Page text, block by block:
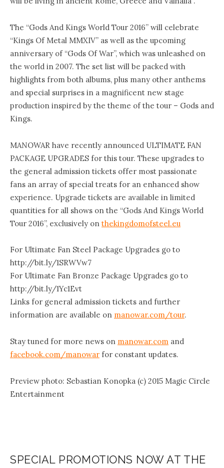
The “Gods And Kings World Tour 2016” will celebrate
“Kings Of Metal MMXIV” as well as the upcoming
anniversary of “Gods Of War”, which was unleashed on
the world in 2007. The set list will be packed with
highlights from both albums, plus many other anthems
and special surprises in a magnificent new stage
production inspired by the theme of the tour – Gods and
Kings.
MANOWAR have recently announced ULTIMATE FAN
PACKAGE UPGRADES for this tour. These upgrades to
the general admission tickets offer most passionate
fans an array of special treats for an enhanced show
experience. Upgrade tickets are available in limited
quantities for all shows on the “Gods And Kings World
Tour 2016”, exclusively on thekingdomofsteel.eu
For Ultimate Fan Steel Package Upgrades go to
http://bit.ly/1SRWVw7
For Ultimate Fan Bronze Package Upgrades go to
http://bit.ly/1Yc1Evt
Links for general admission tickets and further
information are available on manowar.com/tour.
Stay tuned for more news on manowar.com and
facebook.com/manowar for constant updates.
Preview photo: Sebastian Konopka (c) 2015 Magic Circle
Entertainment
SPECIAL PROMOTIONS NOW AT THE